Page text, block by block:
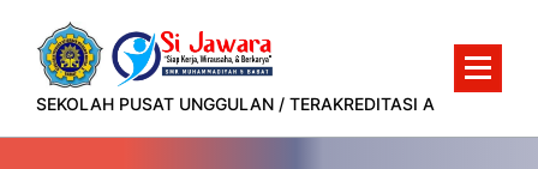
konten
SEKOLAH PUSAT UNGGULAN / TERAKREDITASI A